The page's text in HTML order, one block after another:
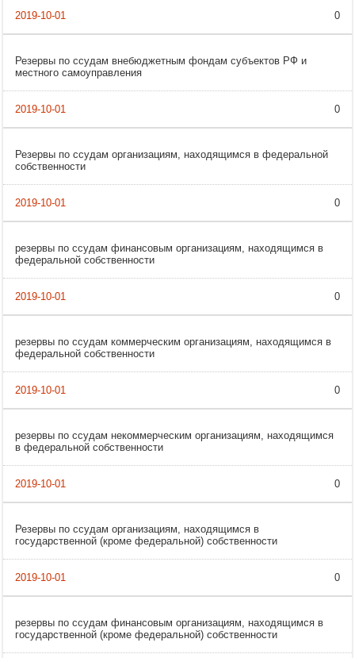
0
Резервы по ссудам внебюджетным фондам субъектов РФ и
местного самоуправления
0
Резервы по ссудам организациям, находящимся в федеральной
собственности
0
резервы по ссудам финансовым организациям, находящимся в
федеральной собственности
0
резервы по ссудам коммерческим организациям, находящимся в
федеральной собственности
0
резервы по ссудам некоммерческим организациям, находящимся
в федеральной собственности
0
Резервы по ссудам организациям, находящимся в
государственной (кроме федеральной) собственности
0
резервы по ссудам финансовым организациям, находящимся в
государственной (кроме федеральной) собственности